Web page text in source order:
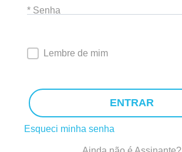
* Senha
Lembre de mim
ENTRAR
Esqueci minha senha